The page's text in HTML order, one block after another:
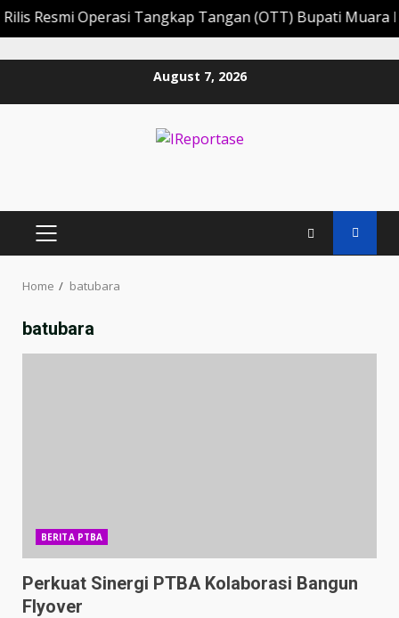
Operasi Tangkap Tangan (OTT) Bupati Muara Enim
August 7, 2026
PRIMARY
MENU
Home batubara
batubara
BERITA PTBA
Perkuat Sinergi PTBA Kolaborasi Bangun
Flyover